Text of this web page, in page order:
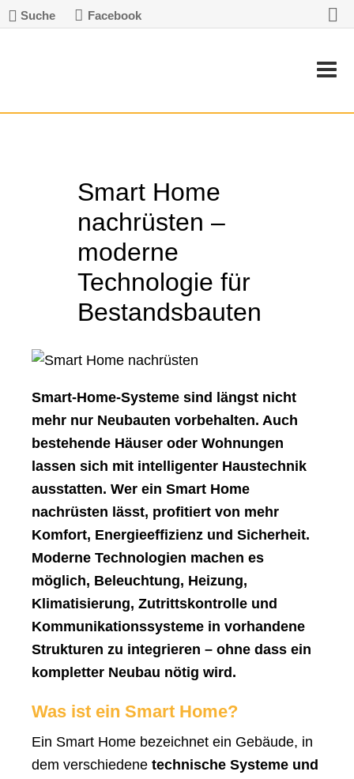
Suche Facebook
Smart Home
nachrüsten –
moderne
Technologie für
Bestandsbauten
Smart-Home-Systeme sind längst nicht
mehr nur Neubauten vorbehalten. Auch
bestehende Häuser oder Wohnungen
lassen sich mit intelligenter Haustechnik
ausstatten. Wer ein Smart Home
nachrüsten lässt, profitiert von mehr
Komfort, Energieeffizienz und Sicherheit.
Moderne Technologien machen es
möglich, Beleuchtung, Heizung,
Klimatisierung, Zutrittskontrolle und
Kommunikationssysteme in vorhandene
Strukturen zu integrieren – ohne dass ein
kompletter Neubau nötig wird.
Was ist ein Smart Home?
Ein Smart Home bezeichnet ein Gebäude, in
dem verschiedene technische Systeme und